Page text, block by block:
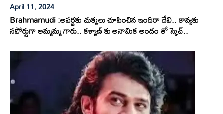
April 11, 2024
Brahmamudi :అపర్ణకు చుక్కలు చూపించిన ఇందిరా దేవి.. కావ్యకు
సపోర్టుగా అమ్మమ్మ గారు.. కళ్యాణ్ కు అనామిక అందం తో స్కెచ్..